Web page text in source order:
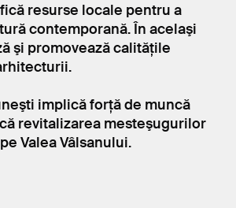
resurse locale pentru a
contemporană. În acelaşi
şi promovează calităţile
implică forţă de muncă
revitalizarea mesteşugurilor
Valea Vâlsanului.